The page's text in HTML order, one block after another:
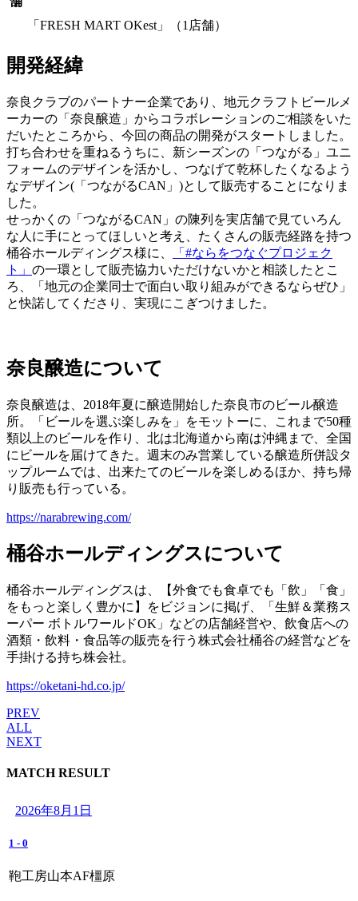
「FRESH MART OKest」（1店舗）
開発経緯
奈良クラブのパートナー企業であり、地元クラフトビールメ
ーカーの「奈良醸造」からコラボレーションのご相談をいた
だいたところから、今回の商品の開発がスタートしました。
打ち合わせを重ねるうちに、新シーズンの「つながる」ユニ
フォームのデザインを活かし、つなげて乾杯したくなるよう
なデザイン(「つながるCAN」)として販売することになりま
した。
せっかくの「つながるCAN」の陳列を実店舗で見ていろん
な人に手にとってほしいと考え、たくさんの販売経路を持つ
桶谷ホールディングス様に、
「#ならをつなぐプロジェク
ト」 の一環として販売協力いただけないかと相談したとこ
ろ、「地元の企業同士で面白い取り組みができるならぜひ」
と快諾してくださり、実現にこぎつけました。
奈良醸造について
奈良醸造は、2018年夏に醸造開始した奈良市のビール醸造
所。「ビールを選ぶ楽しみを」をモットーに、これまで50種
類以上のビールを作り、北は北海道から南は沖縄まで、全国
にビールを届けてきた。週末のみ営業している醸造所併設タ
ップルームでは、出来たてのビールを楽しめるほか、持ち帰
り販売も行っている。
https://narabrewing.com/
桶谷ホールディングスについて
桶谷ホールディングスは、【外食でも食卓でも「飲」「食」
をもっと楽しく豊かに】をビジョンに掲げ、「生鮮＆業務ス
ーパー ボトルワールドOK」などの店舗経営や、飲食店への
酒類・飲料・食品等の販売を行う株式会社桶谷の経営などを
手掛ける持ち株会社。
https://oketani-hd.co.jp/
PREV
ALL
NEXT
MATCH RESULT
2026年8月1日
1 - 0
鞄工房山本AF橿原